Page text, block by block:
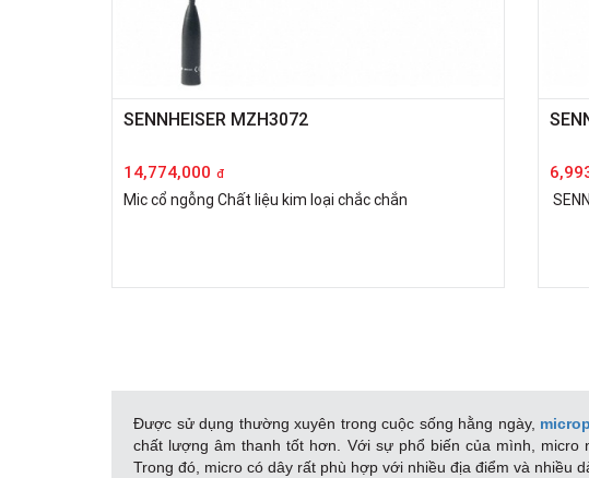
SENNHEISER MZH3072
14,774,000 đ
Mic cổ ngỗng Chất liệu kim loại chắc chắn
Được sử dụng thường xuyên trong cuộc sống hằng ngày,
chất lượng âm thanh tốt hơn. Với sự phổ biến của mình, micro
Trong đó, micro có dây rất phù hợp với nhiều địa điểm và nhiều